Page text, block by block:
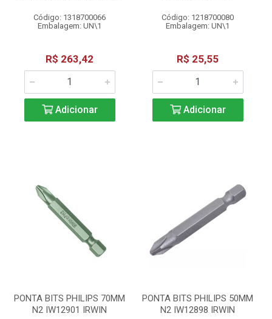
Código: 1318700066
Embalagem: UN\1
R$ 263,42
Adicionar
Código: 1218700080
Embalagem: UN\1
R$ 25,55
Adicionar
PONTA BITS PHILIPS 70MM
N2 IW12901 IRWIN
PONTA BITS PHILIPS 50MM
N2 IW12898 IRWIN